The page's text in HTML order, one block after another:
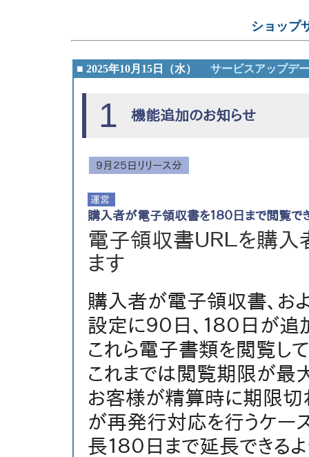
ショップ
■ 2025年10月15日（水） サービスアップデ
1 機能追加のお知らせ
９月２５日リリース分
購入者が電子領収書を１８０日まで閲覧で
電子領収書ＵＲＬを購
ます
購入者が電子領収書、お
設定に９０日、１８０日が
これら電子書類を閲覧して
これまでは閲覧期限が最
お客様が精算時に期限切
が再発行対応を行うケー
長１８０日まで延長できる